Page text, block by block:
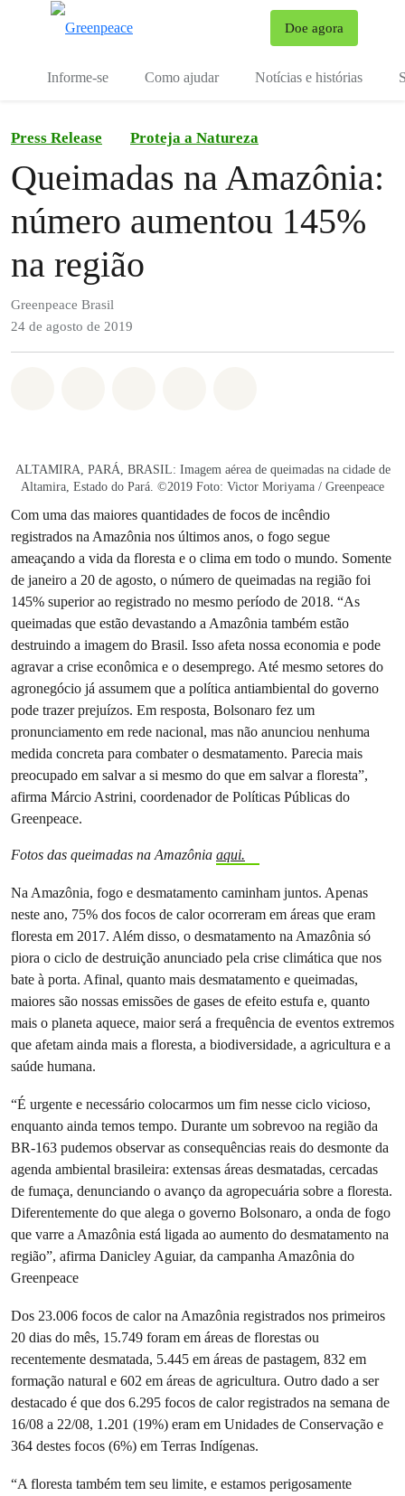
Doe agora
Informe-se Como ajudar Notícias e histórias
Press Release Proteja a Natureza
Queimadas na Amazônia:
número aumentou 145%
na região
Greenpeace Brasil
24 de agosto de 2019
ALTAMIRA, PARÁ, BRASIL: Imagem aérea de queimadas na cidade de
Altamira, Estado do Pará. ©2019 Foto: Victor Moriyama / Greenpeace
Com uma das maiores quantidades de focos de incêndio
registrados na Amazônia nos últimos anos, o fogo segue
ameaçando a vida da floresta e o clima em todo o mundo. Somente
de janeiro a 20 de agosto, o número de queimadas na região foi
145% superior ao registrado no mesmo período de 2018. “As
queimadas que estão devastando a Amazônia também estão
destruindo a imagem do Brasil. Isso afeta nossa economia e pode
agravar a crise econômica e o desemprego. Até mesmo setores do
agronegócio já assumem que a política antiambiental do governo
pode trazer prejuízos. Em resposta, Bolsonaro fez um
pronunciamento em rede nacional, mas não anunciou nenhuma
medida concreta para combater o desmatamento. Parecia mais
preocupado em salvar a si mesmo do que em salvar a floresta”,
afirma Márcio Astrini, coordenador de Políticas Públicas do
Greenpeace.
Fotos das queimadas na Amazônia aqui.
Na Amazônia, fogo e desmatamento caminham juntos. Apenas
neste ano, 75% dos focos de calor ocorreram em áreas que eram
floresta em 2017. Além disso, o desmatamento na Amazônia só
piora o ciclo de destruição anunciado pela crise climática que nos
bate à porta. Afinal, quanto mais desmatamento e queimadas,
maiores são nossas emissões de gases de efeito estufa e, quanto
mais o planeta aquece, maior será a frequência de eventos extremos
que afetam ainda mais a floresta, a biodiversidade, a agricultura e a
saúde humana.
“É urgente e necessário colocarmos um fim nesse ciclo vicioso,
enquanto ainda temos tempo. Durante um sobrevoo na região da
BR-163 pudemos observar as consequências reais do desmonte da
agenda ambiental brasileira: extensas áreas desmatadas, cercadas
de fumaça, denunciando o avanço da agropecuária sobre a floresta.
Diferentemente do que alega o governo Bolsonaro, a onda de fogo
que varre a Amazônia está ligada ao aumento do desmatamento na
região”, afirma Danicley Aguiar, da campanha Amazônia do
Greenpeace
Dos 23.006 focos de calor na Amazônia registrados nos primeiros
20 dias do mês, 15.749 foram em áreas de florestas ou
recentemente desmatada, 5.445 em áreas de pastagem, 832 em
formação natural e 602 em áreas de agricultura. Outro dado a ser
destacado é que dos 6.295 focos de calor registrados na semana de
16/08 a 22/08, 1.201 (19%) eram em Unidades de Conservação e
364 destes focos (6%) em Terras Indígenas.
“A floresta também tem seu limite, e estamos perigosamente